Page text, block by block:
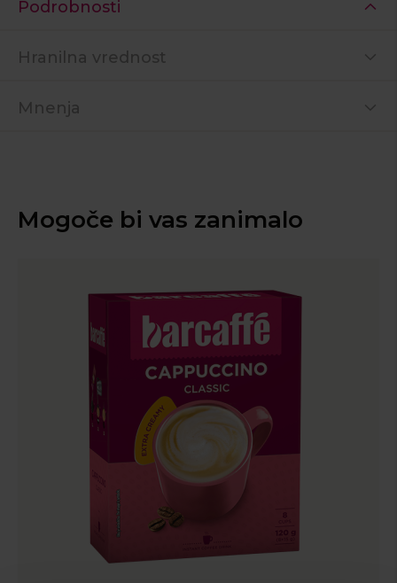
Podrobnosti
Hranilna vrednost
Mnenja
Mogoče bi vas zanimalo